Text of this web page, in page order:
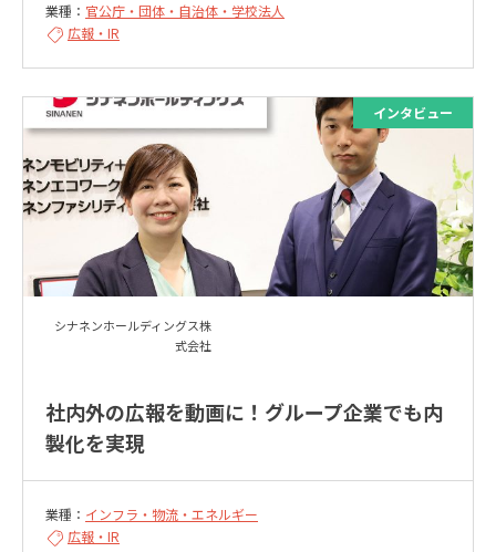
業種： 官公庁・団体・自治体・学校法人
広報・IR
シナネンホールディングス株
式会社
社内外の広報を動画に！グループ企業でも内
製化を実現
業種： インフラ・物流・エネルギー
広報・IR